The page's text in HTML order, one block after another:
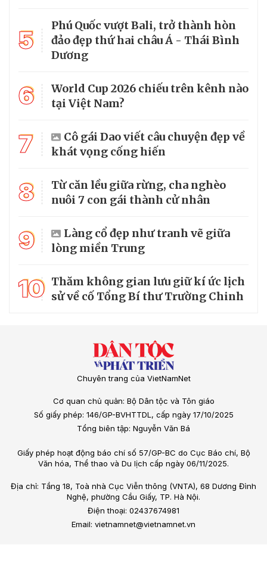
5
Phú Quốc vượt Bali, trở thành hòn
đảo đẹp thứ hai châu Á - Thái Bình
Dương
6
World Cup 2026 chiếu trên kênh nào
tại Việt Nam?
7
Cô gái Dao viết câu chuyện đẹp về
khát vọng cống hiến
8
Từ căn lều giữa rừng, cha nghèo
nuôi 7 con gái thành cử nhân
9
Làng cổ đẹp như tranh vẽ giữa
lòng miền Trung
10 Thăm không gian lưu giữ kí ức lịch
sử về cố Tổng Bí thư Trường Chinh
Chuyên trang của VietNamNet
Cơ quan chủ quản: Bộ Dân tộc và Tôn giáo
Số giấy phép: 146/GP-BVHTTDL, cấp ngày 17/10/2025
Tổng biên tập: Nguyễn Văn Bá
Giấy phép hoạt động báo chí số 57/GP-BC do Cục Báo chí, Bộ
Văn hóa, Thể thao và Du lịch cấp ngày 06/11/2025.
Địa chỉ: Tầng 18, Toà nhà Cục Viễn thông (VNTA), 68 Dương Đình
Nghệ, phường Cầu Giấy, TP. Hà Nội.
Điện thoại: 02437674981
Email: vietnamnet@vietnamnet.vn